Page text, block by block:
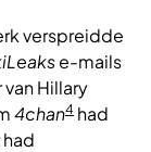
verspreidde
e-mails
Hillary
4chan4 had